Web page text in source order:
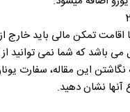
تمکن مالی باید
باشد که شما نمی توانید
آنها نشان دهید.